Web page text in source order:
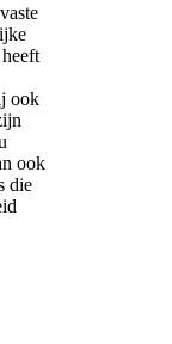
ook
ook
die